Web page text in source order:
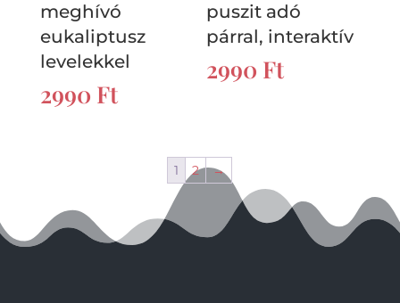
meghívó
eukaliptusz
levelekkel
2990 Ft
puszit adó
párral, interaktív
2990 Ft
1 2 →